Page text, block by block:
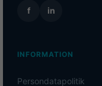
f in
INFORMATION
Persondatapolitik